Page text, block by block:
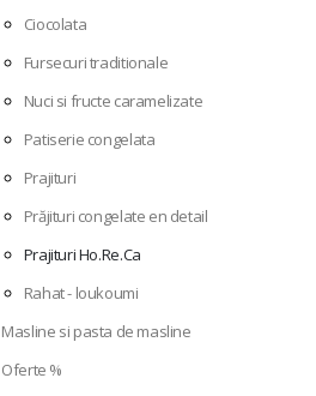
Ciocolata
Fursecuri traditionale
Nuci si fructe caramelizate
Patiserie congelata
Prajituri
Prăjituri congelate en detail
Prajituri Ho.Re.Ca
Rahat - loukoumi
Masline si pasta de masline
Oferte %